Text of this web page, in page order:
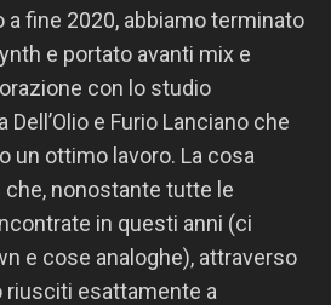
a fine 2020, abbiamo terminato
e portato avanti mix e
con lo studio
e Furio Lanciano che
un ottimo lavoro. La cosa
che, nonostante tutte le
in questi anni (ci
e cose analoghe), attraverso
riusciti esattamente a